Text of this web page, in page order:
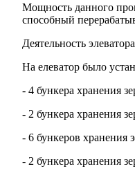
Мощность данного
способный
Деятельность
На елеватор было
- 4 бункера хранения
- 2 бункера хранения
- 6 бункеров хранения
- 2 бункера хранения